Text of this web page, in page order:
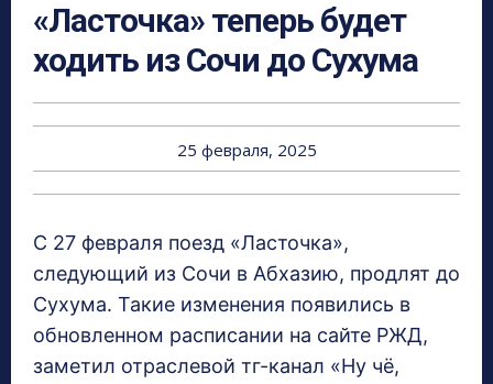
«Ласточка» теперь будет
ходить из Сочи до Сухума
25 февраля, 2025
С 27 февраля поезд «Ласточка»,
следующий из Сочи в Абхазию, продлят до
Сухума. Такие изменения появились в
обновленном расписании на сайте РЖД,
заметил отраслевой тг-канал «Ну чё,